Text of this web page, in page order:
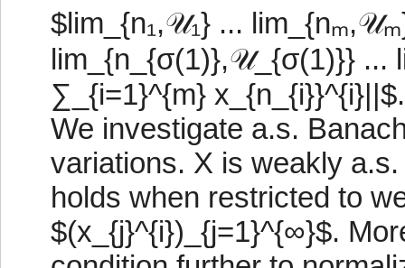
$lim_{n₁,𝒰₁} ...
lim_{n_{σ(1)},𝒰_{σ(1)}} ...
∑_{i=1}^{m} x_{n_{i}}^{i}||$.
We investigate a.s.
variations. X is weakly
holds when restricted to
$(x_{j}^{i})_{j=1}^{∞}$.